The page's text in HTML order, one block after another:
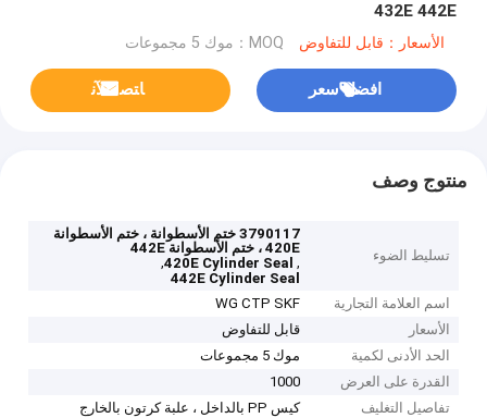
432E 442E
الأسعار：قابل للتفاوض MOQ：موك 5 مجموعات
افضل سعر ﺎﺘﺼﻟ ﺍﻶﻧ
منتوج وصف
تسليط الضوء
3790117 ختم الأسطوانة ، ختم الأسطوانة
420E ، ختم الأسطوانة 442E
,
420E Cylinder Seal
,
442E Cylinder Seal
اسم العلامة التجارية
WG CTP SKF
الأسعار
قابل للتفاوض
الحد الأدنى لكمية
موك 5 مجموعات
القدرة على العرض
1000
تفاصيل التغليف
كيس PP بالداخل ، علبة كرتون بالخارج